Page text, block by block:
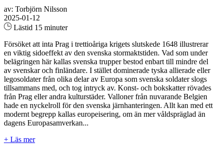
av: Torbjörn Nilsson
2025-01-12
Lästid 15 minuter
Försöket att inta Prag i trettioåriga krigets slutskede 1648 illustrerar
en viktig sidoeffekt av den svenska stormaktstiden. Vad som under
belägringen här kallas svenska trupper bestod enbart till mindre del
av svenskar och finländare. I stället dominerade tyska allierade eller
legosoldater från olika delar av Europa som svenska soldater slogs
tillsammans med, och tog intryck av. Konst- och bokskatter rövades
från Prag eller andra kulturstäder. Valloner från nuvarande Belgien
hade en nyckelroll för den svenska järnhanteringen. Allt kan med ett
modernt begrepp kallas europeisering, om än mer våldspräglad än
dagens Europasamverkan...
+ Läs mer